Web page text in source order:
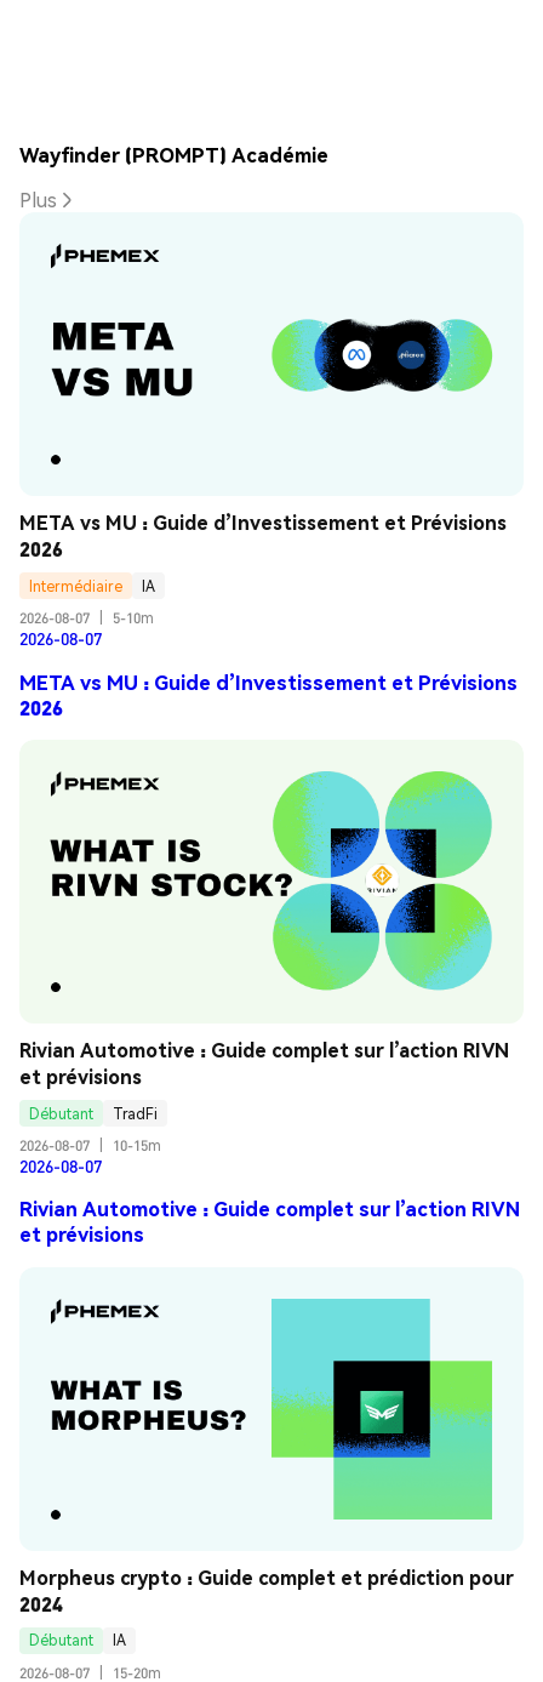
Wayfinder (PROMPT) Académie
Plus
META vs MU : Guide d’Investissement et Prévisions
2026
Intermédiaire
IA
2026-08-07
5-10m
2026-08-07
META vs MU : Guide d’Investissement et Prévisions
2026
Rivian Automotive : Guide complet sur l’action RIVN
et prévisions
Débutant
TradFi
2026-08-07
10-15m
2026-08-07
Rivian Automotive : Guide complet sur l’action RIVN
et prévisions
Morpheus crypto : Guide complet et prédiction pour
2024
Débutant
IA
2026-08-07
15-20m